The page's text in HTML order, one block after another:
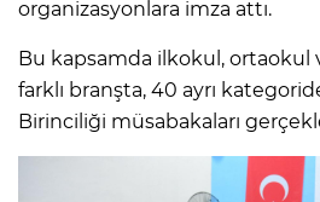
organizasyonlara imza attı.
Bu kapsamda ilkokul, ortaokul
farklı branşta, 40 ayrı
Birinciliği müsabakaları